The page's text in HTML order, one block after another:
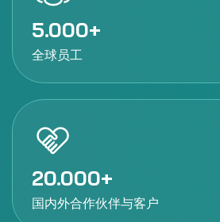
5.000
全球员工
20.000
国内外合作伙伴与客户